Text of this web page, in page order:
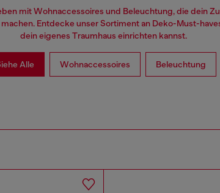
mit Wohnaccessoires und Beleuchtung, die dein
Entdecke unser Sortiment an Deko-Must-
dein eigenes Traumhaus einrichten kannst.
Alle Wohnaccessoires Beleuchtung